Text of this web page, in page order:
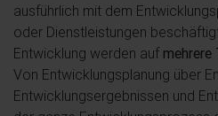
ausführlich mit dem
oder Dienstleistungen
Entwicklung werden auf mehrere
Von Entwicklungsplanung über
Entwicklungsergebnissen und